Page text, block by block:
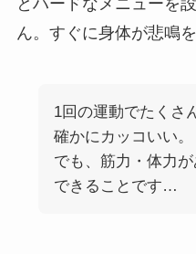
ん。すぐに身体が悲鳴
1回の運動でたくさ
確かにカッコいい。
でも、筋力・体力
できることです…